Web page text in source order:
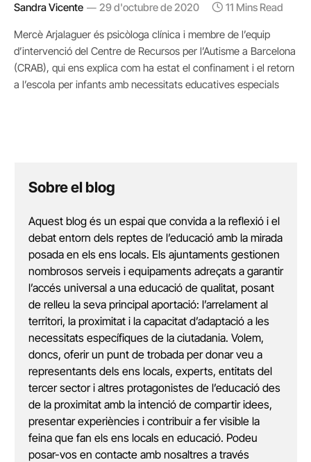
Sandra Vicente 29 d'octubre de 2020 11 Mins Read
Mercè Arjalaguer és psicòloga clínica i membre de l’equip
d’intervenció del Centre de Recursos per l’Autisme a Barcelona
(CRAB), qui ens explica com ha estat el confinament i el retorn
a l’escola per infants amb necessitats educatives especials
Sobre el blog
Aquest blog és un espai que convida a la reflexió i el
debat entorn dels reptes de l’educació amb la mirada
posada en els ens locals. Els ajuntaments gestionen
nombrosos serveis i equipaments adreçats a garantir
l’accés universal a una educació de qualitat, posant
de relleu la seva principal aportació: l’arrelament al
territori, la proximitat i la capacitat d’adaptació a les
necessitats específiques de la ciutadania. Volem,
doncs, oferir un punt de trobada per donar veu a
representants dels ens locals, experts, entitats del
tercer sector i altres protagonistes de l’educació des
de la proximitat amb la intenció de compartir idees,
presentar experiències i contribuir a fer visible la
feina que fan els ens locals en educació. Podeu
posar-vos en contacte amb nosaltres a través